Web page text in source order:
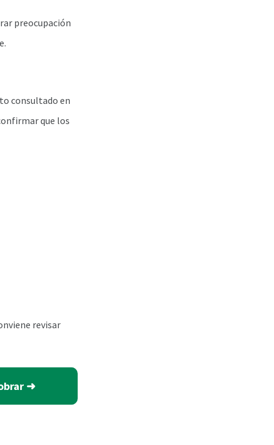
preocupación
consultado en
que los
revisar
➜